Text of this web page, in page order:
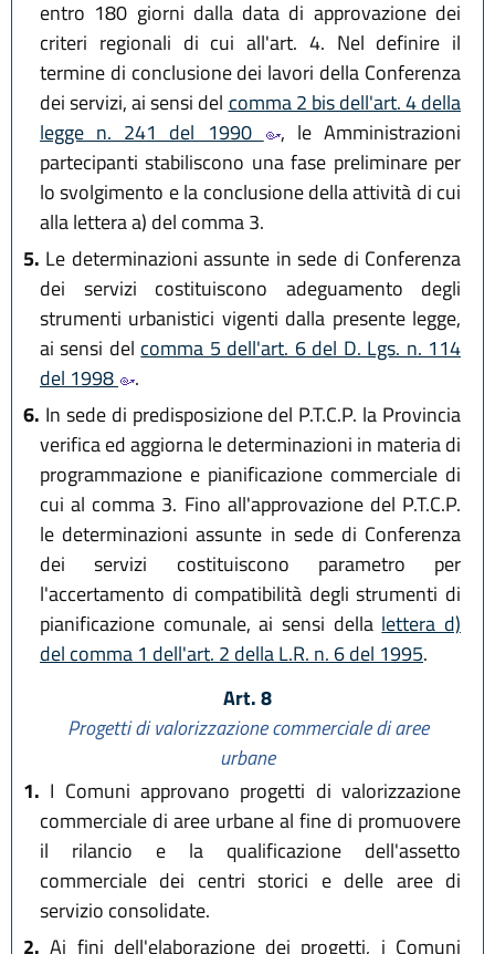
entro 180 giorni dalla data di approvazione dei
criteri regionali di cui all'art. 4. Nel definire il
termine di conclusione dei lavori della Conferenza
dei servizi, ai sensi del comma 2 bis dell'art. 4 della
legge n. 241 del 1990
, le Amministrazioni
partecipanti stabiliscono una fase preliminare per
lo svolgimento e la conclusione della attività di cui
alla lettera a) del comma 3.
5. Le determinazioni assunte in sede di Conferenza
dei servizi costituiscono adeguamento degli
strumenti urbanistici vigenti dalla presente legge,
ai sensi del comma 5 dell'art. 6 del D. Lgs. n. 114
del 1998
.
6. In sede di predisposizione del P.T.C.P. la Provincia
verifica ed aggiorna le determinazioni in materia di
programmazione e pianificazione commerciale di
cui al comma 3. Fino all'approvazione del P.T.C.P.
le determinazioni assunte in sede di Conferenza
dei servizi costituiscono parametro per
l'accertamento di compatibilità degli strumenti di
pianificazione comunale, ai sensi della lettera d)
del comma 1 dell'art. 2 della L.R. n. 6 del 1995.
Art. 8
Progetti di valorizzazione commerciale di aree
urbane
1. I Comuni approvano progetti di valorizzazione
commerciale di aree urbane al fine di promuovere
il rilancio e la qualificazione dell'assetto
commerciale dei centri storici e delle aree di
servizio consolidate.
2. Ai fini dell'elaborazione dei progetti, i Comuni